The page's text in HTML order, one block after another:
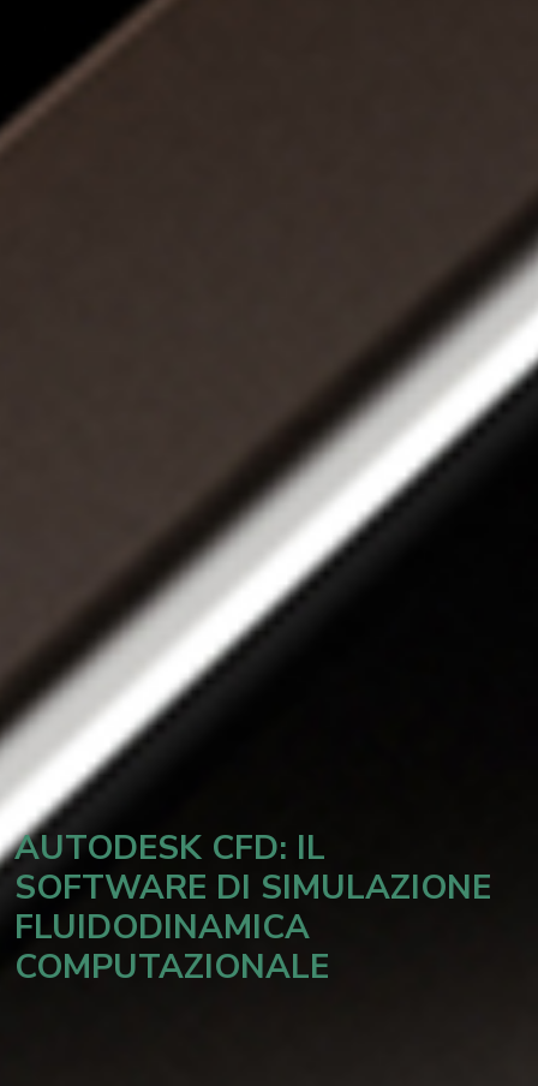
AUTODESK CFD: IL
SOFTWARE DI SIMULAZIONE
FLUIDODINAMICA
COMPUTAZIONALE